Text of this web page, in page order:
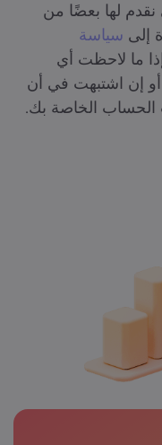
نقدم لها بعضًا من
إلى سياسة
ما لاحظت أي
إن اشتبهت في أن
الحساب الخاصة بك.